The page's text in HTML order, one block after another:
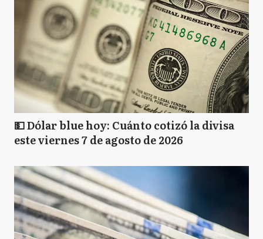
💵 Dólar blue hoy: Cuánto cotizó la divisa
este viernes 7 de agosto de 2026